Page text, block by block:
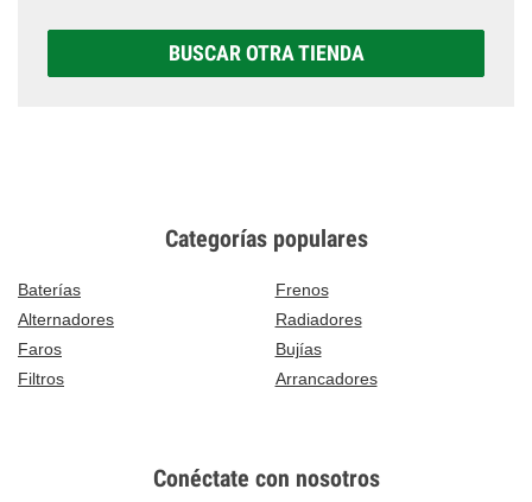
BUSCAR OTRA TIENDA
Categorías populares
Baterías
Frenos
Alternadores
Radiadores
Faros
Bujías
Filtros
Arrancadores
Conéctate con nosotros